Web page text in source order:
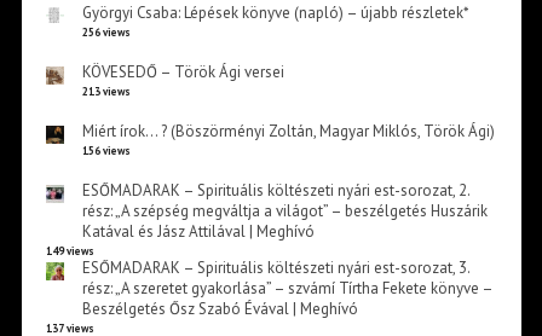
Györgyi Csaba: Lépések könyve (napló) – újabb részletek*
256 views
KÖVESEDŐ – Török Ági versei
213 views
Miért írok… ? (Böszörményi Zoltán, Magyar Miklós, Török Ági)
156 views
ESŐMADARAK – Spirituális költészeti nyári est-sorozat, 2.
rész: „A szépség megváltja a világot” – beszélgetés Huszárik
Katával és Jász Attilával | Meghívó
149 views
ESŐMADARAK – Spirituális költészeti nyári est-sorozat, 3.
rész: „A szeretet gyakorlása” – szvámí Tírtha Fekete könyve –
Beszélgetés Ősz Szabó Évával | Meghívó
137 views